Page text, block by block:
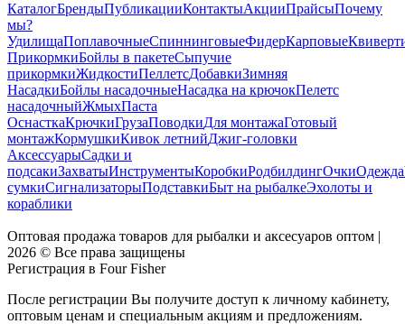
КаталогБрендыПубликацииКонтактыАкцииПрайсыПочему
мы?
УдилищаПоплавочныеСпиннинговыеФидерКарповые
ПрикормкиБойлы в пакетеСыпучие
прикормкиЖидкостиПеллетсДобавкиЗимняя
НасадкиБойлы насадочныеНасадка на крючокПелетс
насадочныйЖмыхПаста
ОснасткаКрючкиГрузаПоводкиДля монтажаГотовый
монтажКормушкиКивок летнийДжиг-головки
АксессуарыСадки и
подсакиЗахватыИнструментыКоробкиРодбилдингОчкиОдежда
сумкиСигнализаторыПодставкиБыт на рыбалкеЭхолоты и
кораблики
Оптовая продажа товаров для рыбалки и аксесуаров оптом |
2026 © Все права защищены
Регистрация в Four Fisher
После регистрации Вы получите доступ к личному кабинету,
оптовым ценам и специальным акциям и предложениям.